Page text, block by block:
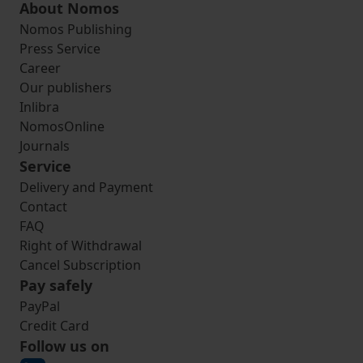
About Nomos
Nomos Publishing
Press Service
Career
Our publishers
Inlibra
NomosOnline
Journals
Service
Delivery and Payment
Contact
FAQ
Right of Withdrawal
Cancel Subscription
Pay safely
PayPal
Credit Card
Follow us on